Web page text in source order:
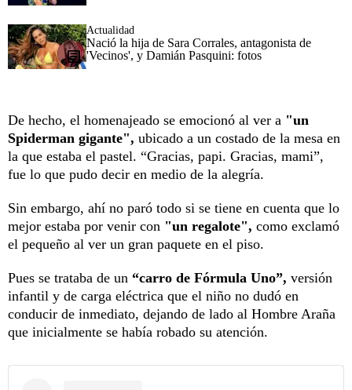
Actualidad
Nació la hija de Sara Corrales, antagonista de
'Vecinos', y Damián Pasquini: fotos
De hecho, el homenajeado se emocionó al ver a "un
Spiderman gigante", ubicado a un costado de la mesa en
la que estaba el pastel. “Gracias, papi. Gracias, mami”,
fue lo que pudo decir en medio de la alegría.
Sin embargo, ahí no paró todo si se tiene en cuenta que lo
mejor estaba por venir con "un regalote", como exclamó
el pequeño al ver un gran paquete en el piso.
Pues se trataba de un “carro de Fórmula Uno”, versión
infantil y de carga eléctrica que el niño no dudó en
conducir de inmediato, dejando de lado al Hombre Araña
que inicialmente se había robado su atención.